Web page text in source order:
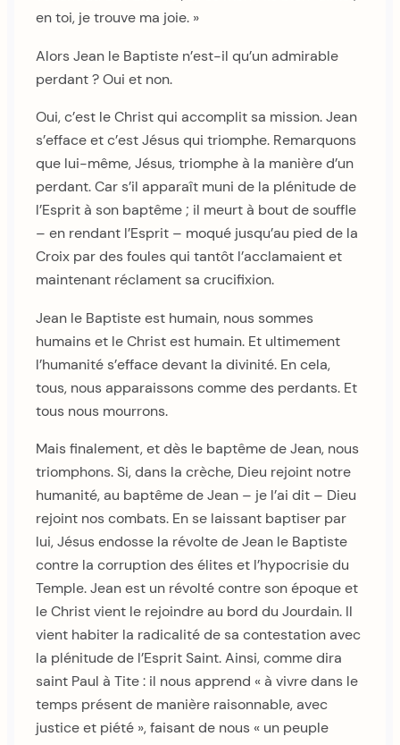
en toi, je trouve ma joie. »
Alors Jean le Baptiste n’est-il qu’un admirable
perdant ? Oui et non.
Oui, c’est le Christ qui accomplit sa mission. Jean
s’efface et c’est Jésus qui triomphe. Remarquons
que lui-même, Jésus, triomphe à la manière d’un
perdant. Car s’il apparaît muni de la plénitude de
l’Esprit à son baptême ; il meurt à bout de souffle
– en rendant l’Esprit – moqué jusqu’au pied de la
Croix par des foules qui tantôt l’acclamaient et
maintenant réclament sa crucifixion.
Jean le Baptiste est humain, nous sommes
humains et le Christ est humain. Et ultimement
l’humanité s’efface devant la divinité. En cela,
tous, nous apparaissons comme des perdants. Et
tous nous mourrons.
Mais finalement, et dès le baptême de Jean, nous
triomphons. Si, dans la crèche, Dieu rejoint notre
humanité, au baptême de Jean – je l’ai dit – Dieu
rejoint nos combats. En se laissant baptiser par
lui, Jésus endosse la révolte de Jean le Baptiste
contre la corruption des élites et l’hypocrisie du
Temple. Jean est un révolté contre son époque et
le Christ vient le rejoindre au bord du Jourdain. Il
vient habiter la radicalité de sa contestation avec
la plénitude de l’Esprit Saint. Ainsi, comme dira
saint Paul à Tite : il nous apprend « à vivre dans le
temps présent de manière raisonnable, avec
justice et piété », faisant de nous « un peuple